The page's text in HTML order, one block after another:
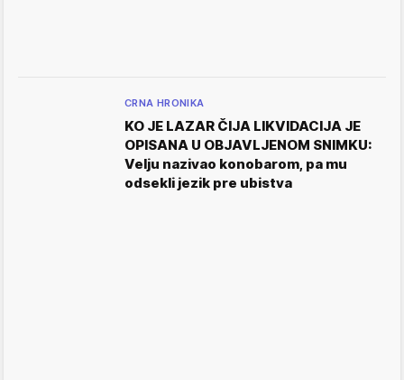
CRNA HRONIKA
KO JE LAZAR ČIJA LIKVIDACIJA JE
OPISANA U OBJAVLJENOM SNIMKU:
Velju nazivao konobarom, pa mu
odsekli jezik pre ubistva